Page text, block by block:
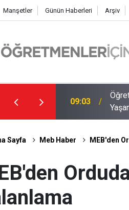
Manşetler Günün Haberleri Arşiv
19:02
Sayfa Meb Haber MEB'den